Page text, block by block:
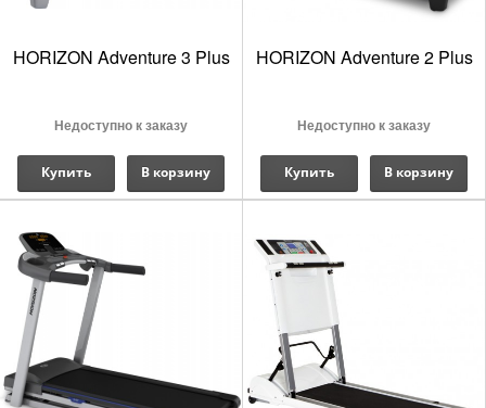
HORIZON Adventure 3 Plus
Недоступно к заказу
Купить В корзину
HORIZON Adventure 2 Plus
Недоступно к заказу
Купить В корзину